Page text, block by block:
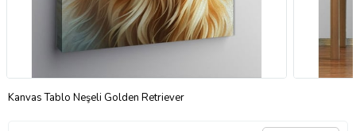
Kanvas Tablo Neşeli Golden Retriever